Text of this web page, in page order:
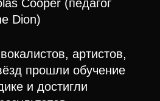
Cooper (педагог
Dion)
вокалистов, артистов,
прошли обучение
и достигли